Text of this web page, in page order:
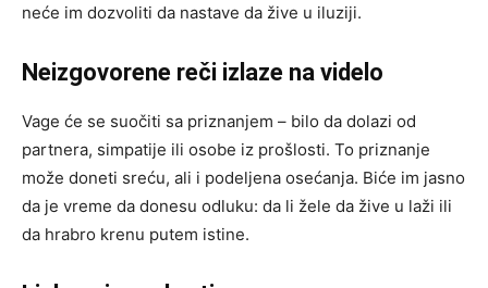
neće im dozvoliti da nastave da žive u iluziji.
Neizgovorene reči izlaze na videlo
Vage će se suočiti sa priznanjem – bilo da dolazi od
partnera, simpatije ili osobe iz prošlosti. To priznanje
može doneti sreću, ali i podeljena osećanja. Biće im jasno
da je vreme da donesu odluku: da li žele da žive u laži ili
da hrabro krenu putem istine.